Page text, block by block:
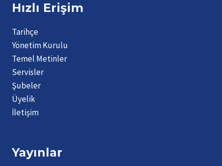
Hızlı Erişim
Tarihçe
Yönetim Kurulu
Temel Metinler
Servisler
Şubeler
Üyelik
İletişim
Yayınlar